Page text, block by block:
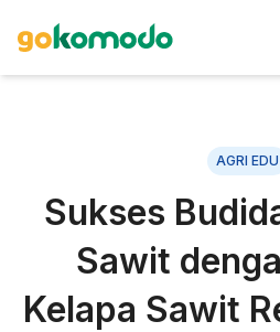
AGRI EDU
Sukses
Sawit
Kelapa Sawit